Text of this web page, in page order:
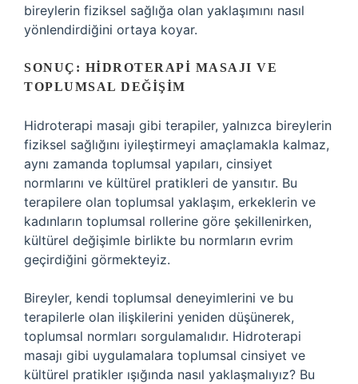
bireylerin fiziksel sağlığa olan yaklaşımını nasıl
yönlendirdiğini ortaya koyar.
SONUÇ: HIDROTERAPI MASAJI VE
TOPLUMSAL DEĞIŞIM
Hidroterapi masajı gibi terapiler, yalnızca bireylerin
fiziksel sağlığını iyileştirmeyi amaçlamakla kalmaz,
aynı zamanda toplumsal yapıları, cinsiyet
normlarını ve kültürel pratikleri de yansıtır. Bu
terapilere olan toplumsal yaklaşım, erkeklerin ve
kadınların toplumsal rollerine göre şekillenirken,
kültürel değişimle birlikte bu normların evrim
geçirdiğini görmekteyiz.
Bireyler, kendi toplumsal deneyimlerini ve bu
terapilerle olan ilişkilerini yeniden düşünerek,
toplumsal normları sorgulamalıdır. Hidroterapi
masajı gibi uygulamalara toplumsal cinsiyet ve
kültürel pratikler ışığında nasıl yaklaşmalıyız? Bu